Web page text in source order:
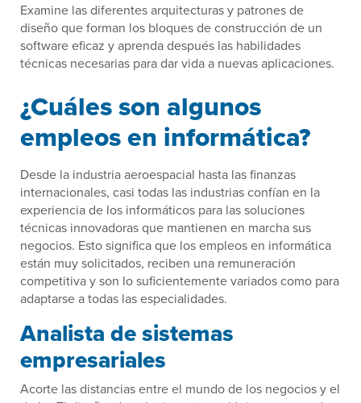
Examine las diferentes arquitecturas y patrones de
diseño que forman los bloques de construcción de un
software eficaz y aprenda después las habilidades
técnicas necesarias para dar vida a nuevas aplicaciones.
¿Cuáles son algunos
empleos en informática?
Desde la industria aeroespacial hasta las finanzas
internacionales, casi todas las industrias confían en la
experiencia de los informáticos para las soluciones
técnicas innovadoras que mantienen en marcha sus
negocios. Esto significa que los empleos en informática
están muy solicitados, reciben una remuneración
competitiva y son lo suficientemente variados como para
adaptarse a todas las especialidades.
Analista de sistemas
empresariales
Acorte las distancias entre el mundo de los negocios y el